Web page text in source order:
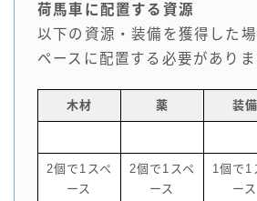
荷馬車に配置する資源
以下の資源・装備を獲得した
ペースに配置する必要がありま
木材 薬 装備
2個で1スペ
ース
2個で1スペ
ース
1個で1
ース